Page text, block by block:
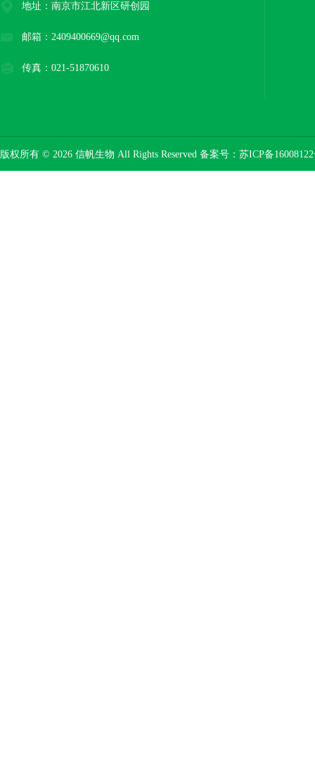
地址：南京市江北新区研创园
邮箱：2409400669@qq.com
传真：021-51870610
版权所有 © 2026 信帆生物 All Rights Reserved 备案号： 苏ICP备